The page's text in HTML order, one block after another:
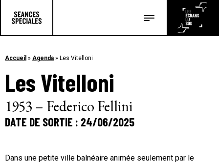
Les articles
Accueil » Agenda » Les Vitelloni
Les Vitelloni
1953 – Federico Fellini
DATE DE SORTIE : 24/06/2025
Dans une petite ville balnéaire animée seulement par le